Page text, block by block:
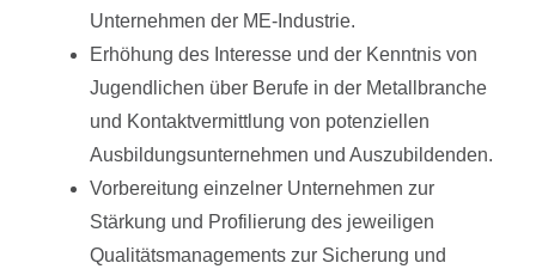
Unternehmen der ME-Industrie.
Erhöhung des Interesse und der Kenntnis von
Jugendlichen über Berufe in der Metallbranche
und Kontaktvermittlung von potenziellen
Ausbildungsunternehmen und Auszubildenden.
Vorbereitung einzelner Unternehmen zur
Stärkung und Profilierung des jeweiligen
Qualitätsmanagements zur Sicherung und